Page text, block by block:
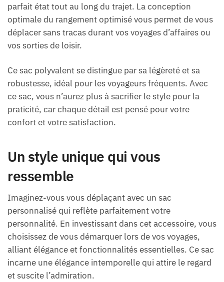
parfait état tout au long du trajet. La conception
optimale du rangement optimisé vous permet de vous
déplacer sans tracas durant vos voyages d’affaires ou
vos sorties de loisir.
Ce sac polyvalent se distingue par sa légèreté et sa
robustesse, idéal pour les voyageurs fréquents. Avec
ce sac, vous n’aurez plus à sacrifier le style pour la
praticité, car chaque détail est pensé pour votre
confort et votre satisfaction.
Un style unique qui vous
ressemble
Imaginez-vous vous déplaçant avec un sac
personnalisé qui reflète parfaitement votre
personnalité. En investissant dans cet accessoire, vous
choisissez de vous démarquer lors de vos voyages,
alliant élégance et fonctionnalités essentielles. Ce sac
incarne une élégance intemporelle qui attire le regard
et suscite l’admiration.